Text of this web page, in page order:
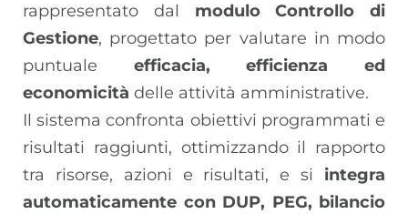
rappresentato dal modulo Controllo di
Gestione, progettato per valutare in modo
puntuale efficacia, efficienza ed
economicità delle attività amministrative.
Il sistema confronta obiettivi programmati e
risultati raggiunti, ottimizzando il rapporto
tra risorse, azioni e risultati, e si integra
automaticamente con DUP, PEG, bilancio